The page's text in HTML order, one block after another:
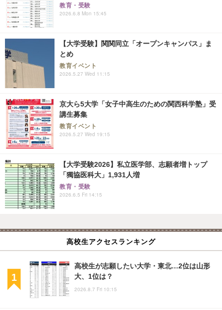
教育・受験
2026.6.8 Mon 15:45
【大学受験】関関同立「オープンキャンパス」ま
とめ
教育イベント
2026.5.27 Wed 11:15
京大ら5大学「女子中高生のための関西科学塾」受
講生募集
教育イベント
2026.5.27 Wed 19:15
【大学受験2026】私立医学部、志願者増トップ
「獨協医科大」1,931人増
教育・受験
2026.6.5 Fri 14:15
高校生アクセスランキング
高校生が志願したい大学・東北…2位は山形
大、1位は？
2026.8.7 Fri 10:15